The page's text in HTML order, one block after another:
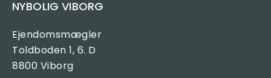
NYBOLIG VIBORG
Ejendomsmægler
Toldboden 1, 6. D
8800 Viborg